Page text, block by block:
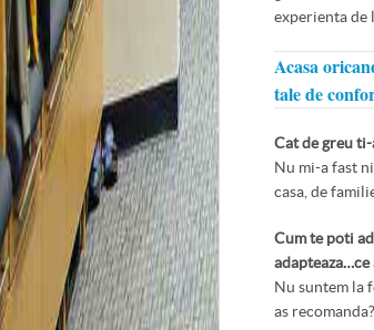
experienta de
Acasa
tale de
Cat de greu
Nu mi-a fast
casa, de
Cum te poti
adapteaza…ce
Nu suntem la
as